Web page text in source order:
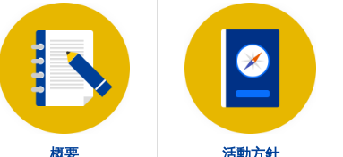
概要 活動方針